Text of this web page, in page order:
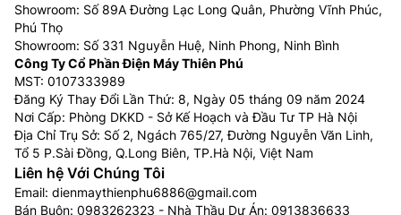
Showroom: Số 89A Đường Lạc Long Quân, Phường Vĩnh Phúc,
Phú Thọ
Showroom: Số 331 Nguyễn Huệ, Ninh Phong, Ninh Bình
Công Ty Cổ Phần Điện Máy Thiên Phú
MST: 0107333989
Đăng Ký Thay Đổi Lần Thứ: 8, Ngày 05 tháng 09 năm 2024
Nơi Cấp: Phòng DKKD - Sở Kế Hoạch và Đầu Tư TP Hà Nội
Địa Chỉ Trụ Sở: Số 2, Ngách 765/27, Đường Nguyễn Văn Linh,
Tổ 5 P.Sài Đồng, Q.Long Biên, TP.Hà Nội, Việt Nam
Liên hệ Với Chúng Tôi
Email: dienmaythienphu6886@gmail.com
Bán Buôn: 0983262323 - Nhà Thầu Dự Án: 0913836633